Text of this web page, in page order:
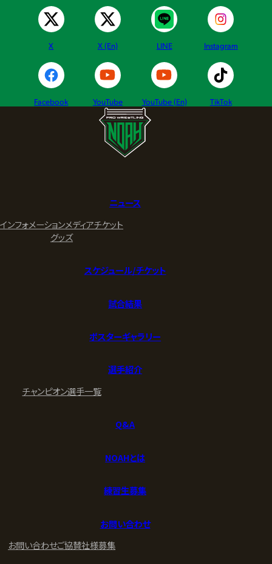
X X (En) LINE Instagram
Facebook YouTube YouTube (En) TikTok
ニュース
インフォメーションメディアチケット
グッズ
スケジュール/チケット
試合結果
ポスターギャラリー
選手紹介
チャンピオン選手一覧
Q&A
NOAHとは
練習生募集
お問い合わせ
お問い合わせご協賛社様募集